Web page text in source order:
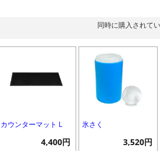
同時に購入されて
カウンターマット L
4,400円
氷さく
3,520円